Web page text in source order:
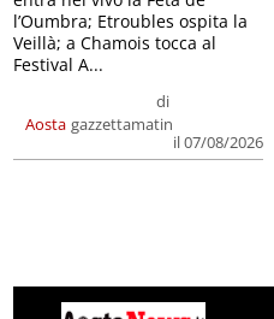
Aosta
di
gazzettamatin
il 07/08/2026
l’Oumbra; Etroubles ospita la
Veillà; a Chamois tocca al
Festival A...